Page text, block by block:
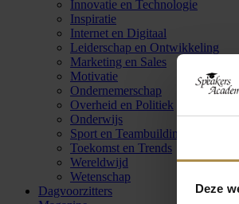
Deze
Innovatie en Technologie
Inspiratie
Internet en Digitaal
Leiderschap en Ontwikkeling
Marketing en Sales
Motivatie
Ondernemerschap
Overheid en Politiek
Onderwijs
Sport en Teambuilding
Toekomst en Trends
Wereldwijd
Wetenschap
Dagvoorzitters